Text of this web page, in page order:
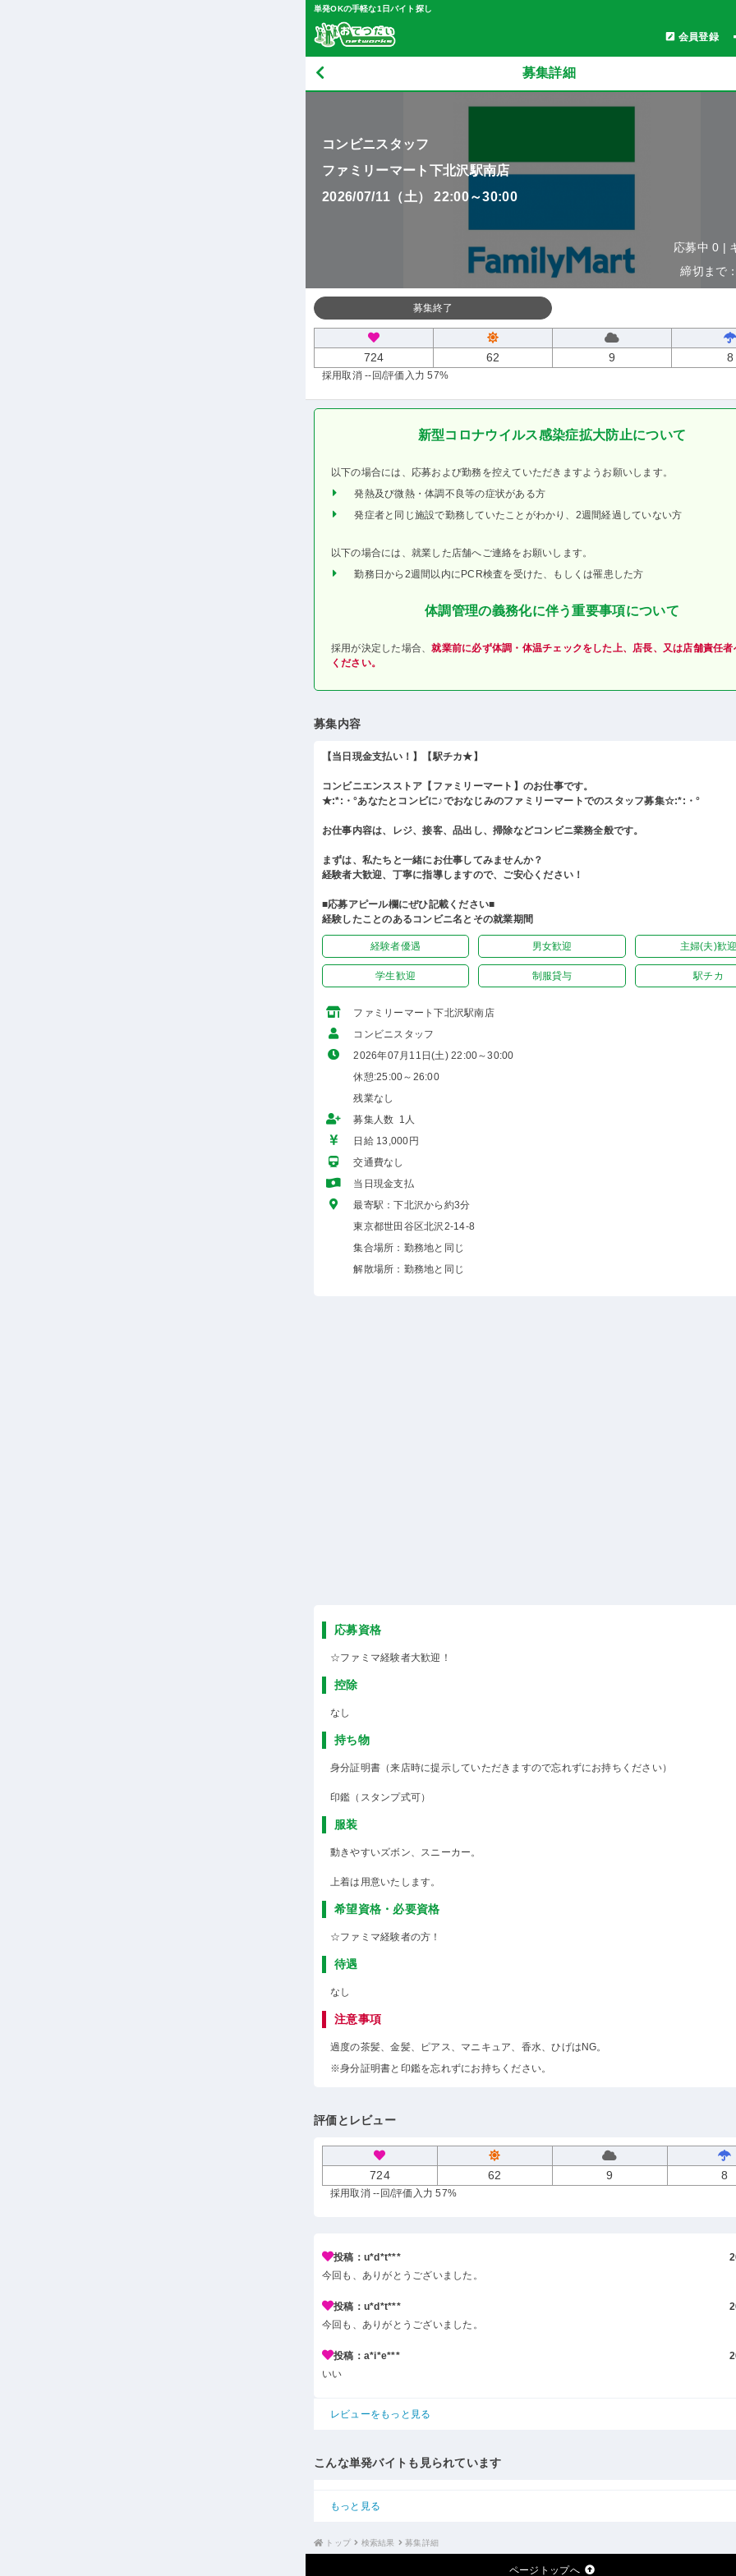
単発OKの手軽な1日バイト探し
会員登録
募集詳細
コンビニスタッフ
ファミリーマート下北沢駅南店
2026/07/11（土） 22:00～30:00
応募中 0 |
締切まで
募集終了
724 62 9 8
採用取消 --回/評価入力 57%
新型コロナウイルス感染症拡大防止について
以下の場合には、応募および勤務を控えていただきますようお願いします。
発熱及び微熱・体調不良等の症状がある方
発症者と同じ施設で勤務していたことがわかり、2週間経過していない方
以下の場合には、就業した店舗へご連絡をお願いします。
勤務日から2週間以内にPCR検査を受けた、もしくは罹患した方
体調管理の義務化に伴う重要事項について
採用が決定した場合、就業前に必ず体調・体温チェックをした上、店長、又は店舗責任者
ください。
募集内容
【当日現金支払い！】【駅チカ★】
コンビニエンスストア【ファミリーマート】のお仕事です。
★:*:・°あなたとコンビに♪でおなじみのファミリーマートでのスタッフ募集☆:*:・°
お仕事内容は、レジ、接客、品出し、掃除などコンビニ業務全般です。
まずは、私たちと一緒にお仕事してみませんか？
経験者大歓迎、丁寧に指導しますので、ご安心ください！
■応募アピール欄にぜひ記載ください■
経験したことのあるコンビニ名とその就業期間
経験者優遇 男女歓迎 主婦(夫)歓
学生歓迎 制服貸与 駅チカ
ファミリーマート下北沢駅南店
コンビニスタッフ
2026年07月11日(土) 22:00～30:00
休憩:25:00～26:00
残業なし
募集人数 1人
日給 13,000円
交通費なし
当日現金支払
最寄駅：下北沢から約3分
東京都世田谷区北沢2-14-8
集合場所：勤務地と同じ
解散場所：勤務地と同じ
応募資格
☆ファミマ経験者大歓迎！
控除
なし
持ち物
身分証明書（来店時に提示していただきますので忘れずにお持ちください）
印鑑（スタンプ式可）
服装
動きやすいズボン、スニーカー。
上着は用意いたします。
希望資格・必要資格
☆ファミマ経験者の方！
待遇
なし
注意事項
過度の茶髪、金髪、ピアス、マニキュア、香水、ひげはNG。
※身分証明書と印鑑を忘れずにお持ちください。
評価とレビュー
724 62 9 8
採用取消 --回/評価入力 57%
投稿：u*d*t***
今回も、ありがとうございました。
投稿：u*d*t***
今回も、ありがとうございました。
投稿：a*i*e***
いい
レビューをもっと見る
こんな単発バイトも見られています
もっと見る
トップ 検索結果 募集詳細
ページトップへ